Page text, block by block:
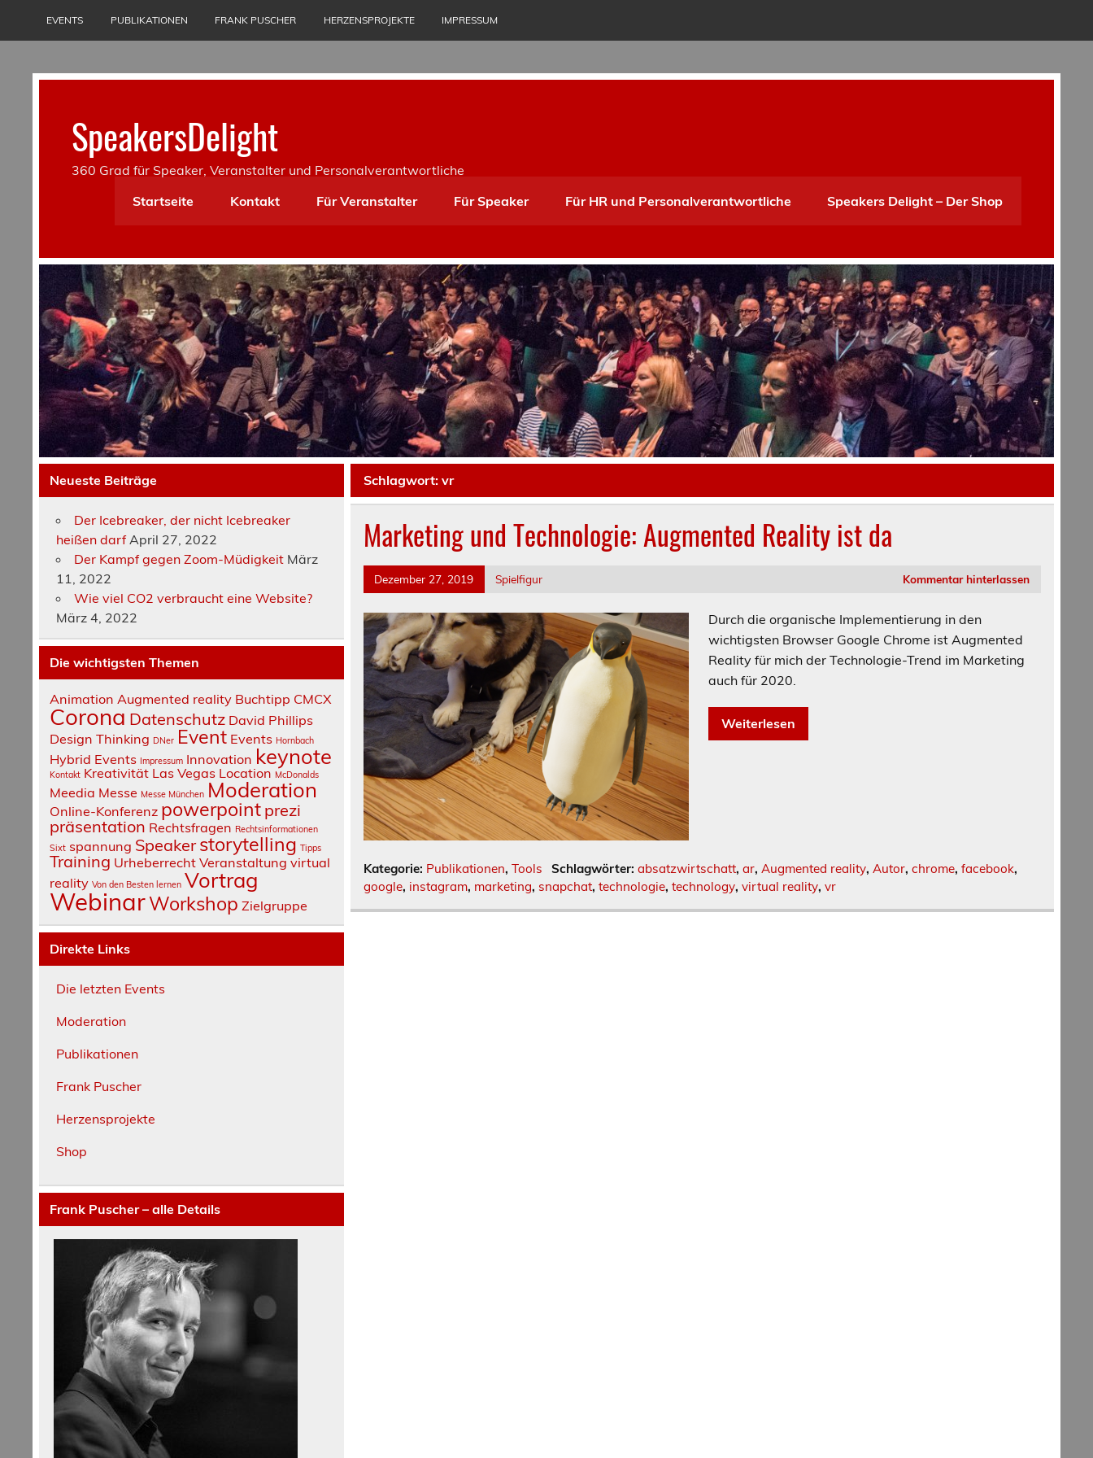
EVENTS PUBLIKATIONEN FRANK PUSCHER HERZENSPROJEKTE IMPRESSUM
SpeakersDelight
360 Grad für Speaker, Veranstalter und Personalverantwortliche
Startseite
Kontakt Für Veranstalter Für Speaker Für HR und Personalverantwortliche Speakers Delight – Der Shop
Schlagwort: vr
Marketing und Technologie: Augmented Reality ist da
Dezember 27, 2019 Spielfigur Kommentar hinterlassen
Durch die organische Implementierung in den
wichtigsten Browser Google Chrome ist Augmented
Reality für mich der Technologie-Trend im Marketing
auch für 2020.
Weiterlesen
Kategorie: Publikationen, Tools Schlagwörter:absatzwirtschatt,ar,Augmented reality,Autor,chrome,facebook,
google, instagram, marketing, snapchat, technologie, technology, virtual reality, vr
Neueste Beiträge
Der Icebreaker, der nicht Icebreaker
heißen darf April 27, 2022
Der Kampf gegen Zoom-Müdigkeit März
11, 2022
Wie viel CO2 verbraucht eine Website?
März 4, 2022
Die wichtigsten Themen
Animation Augmented reality Buchtipp CMCX
Corona Datenschutz David Phillips
Design Thinking DNer Event Events Hornbach
Hybrid Events Impressum Innovation keynote
Kontakt Kreativität Las Vegas Location McDonalds
Meedia Messe Messe München Moderation
Online-Konferenz powerpoint prezi
präsentation Rechtsfragen Rechtsinformationen
Sixt spannung Speakerstorytelling Tipps
Training Urheberrecht Veranstaltung virtual
reality Von den Besten lernen Vortrag
WebinarWorkshop Zielgruppe
Direkte Links
Die letzten Events
Moderation
Publikationen
Frank Puscher
Herzensprojekte
Shop
Frank Puscher – alle Details